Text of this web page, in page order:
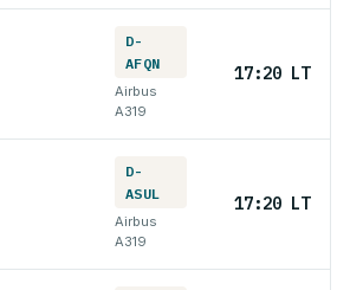
D-
AFQN
Airbus
A319
17:20 LT
D-
ASUL
Airbus
A319
17:20 LT